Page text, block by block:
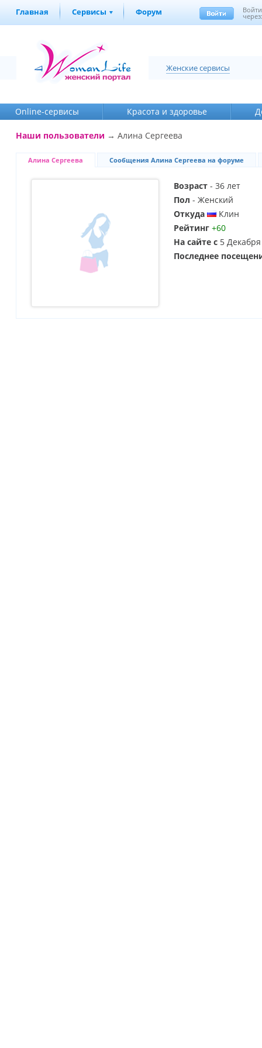
Главная Сервисы Форум Войти
Женские сервисы
Online-cервисы Красота и здоровье
Наши пользователи → Алина Сергеева
Алина Сергеева Сообщения Алина Сергеева на форуме
Возраст - 36 лет
Пол - Женский
Откуда
Клин
Рейтинг +60
На сайте с 5
Последнее